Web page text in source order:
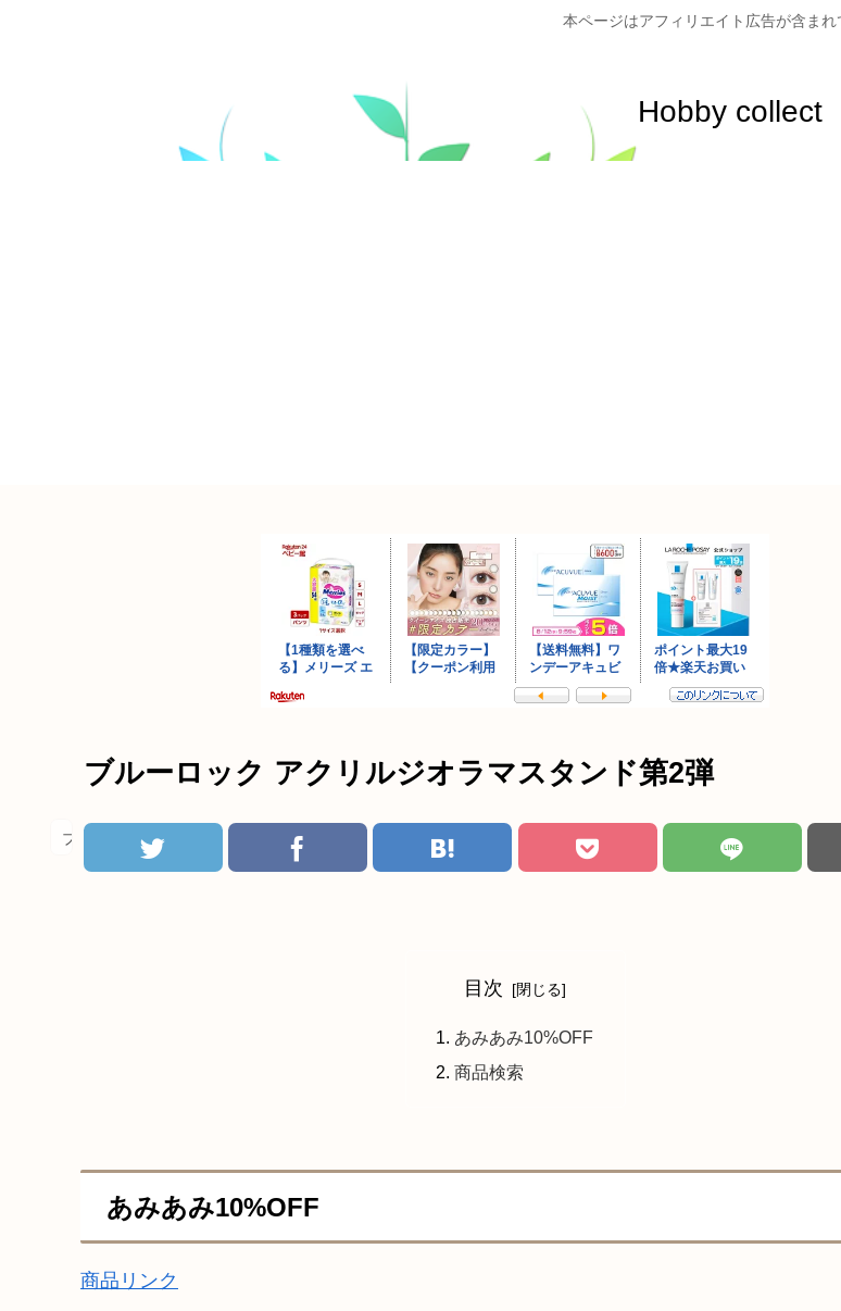
本ページはアフィリエイト広告が含まれ
Hobby collect
ブルーロック アクリルジオラマスタンド第2弾
ブルーロック
目次
あみあみ10%OFF
商品検索
あみあみ10%OFF
商品リンク